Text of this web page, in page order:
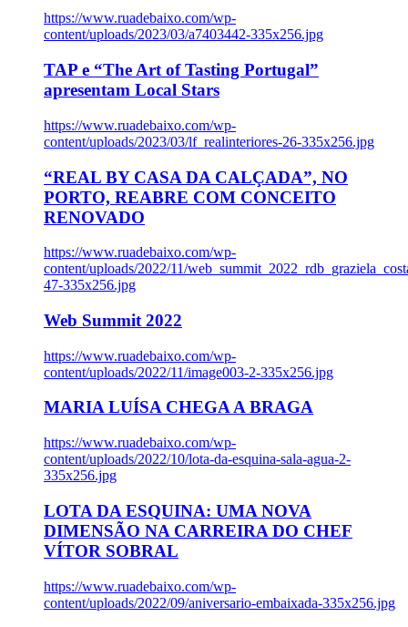
https://www.ruadebaixo.com/wp-
content/uploads/2023/03/a7403442-335x256.jpg
TAP e “The Art of Tasting Portugal”
apresentam Local Stars
https://www.ruadebaixo.com/wp-
content/uploads/2023/03/lf_realinteriores-26-335x256.jpg
“REAL BY CASA DA CALÇADA”, NO
PORTO, REABRE COM CONCEITO
RENOVADO
https://www.ruadebaixo.com/wp-
content/uploads/2022/11/
47-335x256.jpg
Web Summit 2022
https://www.ruadebaixo.com/wp-
content/uploads/2022/11/image003-2-335x256.jpg
MARIA LUÍSA CHEGA A BRAGA
https://www.ruadebaixo.com/wp-
content/uploads/2022/10/lota-da-esquina-sala-agua-2-
335x256.jpg
LOTA DA ESQUINA: UMA NOVA
DIMENSÃO NA CARREIRA DO CHEF
VÍTOR SOBRAL
https://www.ruadebaixo.com/wp-
content/uploads/2022/09/aniversario-embaixada-335x256.jpg